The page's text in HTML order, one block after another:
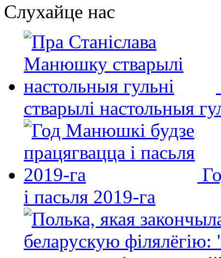
Слухайце нас
стварылі настольныя
і пасьля 2019-га